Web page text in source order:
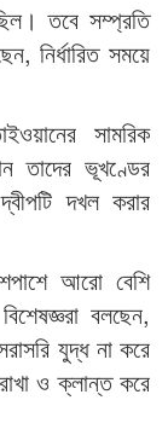
তবে সম্প্রতি
নির্ধারিত সময়ে
সামরিক
তাদের ভূখণ্ডের
দখল করার
আরো বেশি
বলছেন,
যুদ্ধ না করে
রাখা ও ক্লান্ত করে